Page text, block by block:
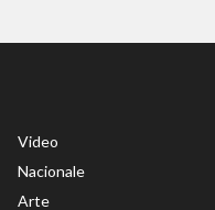
Video
Nacionale
Arte